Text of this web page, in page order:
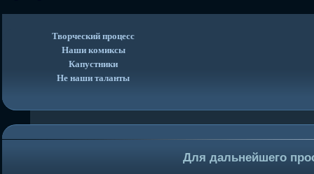
Творческий процесс
Наши комиксы
Капустники
Не наши таланты
Для дальнейшего